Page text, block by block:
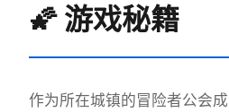
🌠 游戏秘籍
作为所在城镇的冒险者公会